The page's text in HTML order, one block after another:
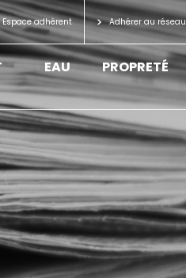
Espace adhérent Adhérer au réseau
EAU PROPRETÉ